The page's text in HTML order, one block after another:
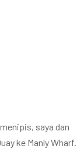
saya dan
ke Manly Wharf.